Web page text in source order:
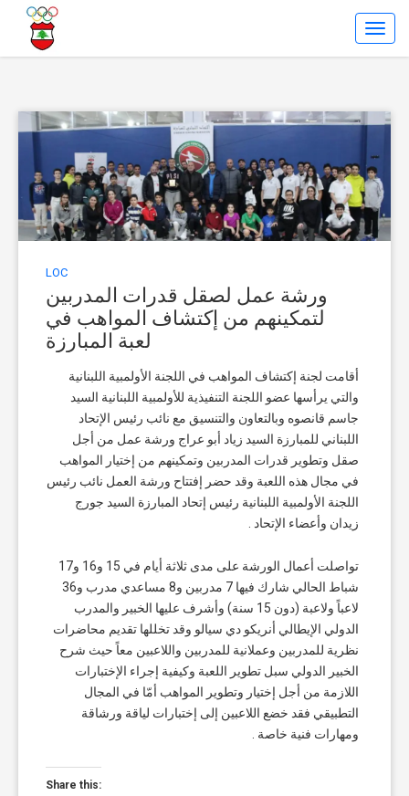
LOC
ورشة عمل لصقل قدرات المدربين
لتمكينهم من إكتشاف المواهب في
لعبة المبارزة
أقامت لجنة إكتشاف المواهب في اللجنة الأولمبية اللبنانية
والتي يرأسها عضو اللجنة التنفيذية للأولمبية اللبنانية السيد
جاسم قانصوه وبالتعاون والتنسيق مع نائب رئيس الإتحاد
اللبناني للمبارزة السيد زياد أبو عراج ورشة عمل من أجل
صقل وتطوير قدرات المدربين وتمكينهم من إختيار المواهب
في مجال هذه اللعبة وقد حضر إفتتاح ورشة العمل نائب رئيس
اللجنة الأولمبية اللبنانية رئيس إتحاد المبارزة السيد جورج
زيدان وأعضاء الإتحاد .
تواصلت أعمال الورشة على مدى ثلاثة أيام في 15 و16 و17
شباط الحالي شارك فيها 7 مدربين و8 مساعدي مدرب و36
لاعباً ولاعبة (دون 15 سنة) وأشرف عليها الخبير والمدرب
الدولي الإيطالي أنريكو دي سيالو وقد تخللها تقديم محاضرات
نظرية للمدربين وعملانية للمدربين واللاعبين معاً حيث شرح
الخبير الدولي سبل تطوير اللعبة وكيفية إجراء الإختبارات
اللازمة من أجل إختيار وتطوير المواهب أمّا في المجال
التطبيقي فقد خضع اللاعبين إلى إختبارات لياقة ورشاقة
ومهارات فنية خاصة .
Share this: